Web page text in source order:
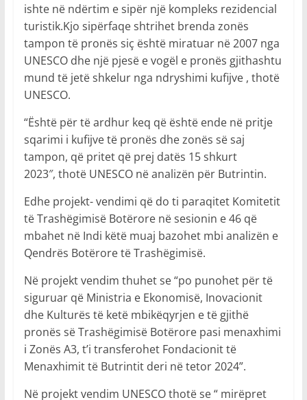
ishte në ndërtim e sipër një kompleks rezidencial
turistik.Kjo sipërfaqe shtrihet brenda zonës
tampon të pronës siç është miratuar në 2007 nga
UNESCO dhe një pjesë e vogël e pronës gjithashtu
mund të jetë shkelur nga ndryshimi kufijve , thotë
UNESCO.
“Është për të ardhur keq që është ende në pritje
sqarimi i kufijve të pronës dhe zonës së saj
tampon, që pritet që prej datës 15 shkurt
2023″, thotë UNESCO në analizën për Butrintin.
Edhe projekt- vendimi që do ti paraqitet Komitetit
të Trashëgimisë Botërore në sesionin e 46 që
mbahet në Indi këtë muaj bazohet mbi analizën e
Qendrës Botërore të Trashëgimisë.
Në projekt vendim thuhet se “po punohet për të
siguruar që Ministria e Ekonomisë, Inovacionit
dhe Kulturës të ketë mbikëqyrjen e të gjithë
pronës së Trashëgimisë Botërore pasi menaxhimi
i Zonës A3, t’i transferohet Fondacionit të
Menaxhimit të Butrintit deri në tetor 2024”.
Në projekt vendim UNESCO thotë se “ mirëpret